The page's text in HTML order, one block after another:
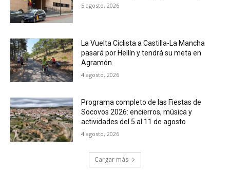
5 agosto, 2026
La Vuelta Ciclista a Castilla-La Mancha
pasará por Hellín y tendrá su meta en
Agramón
4 agosto, 2026
Programa completo de las Fiestas de
Socovos 2026: encierros, música y
actividades del 5 al 11 de agosto
4 agosto, 2026
Cargar más